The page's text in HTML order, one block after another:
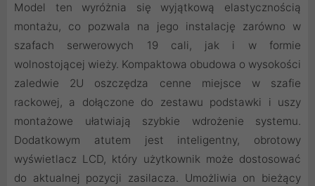
Model ten wyróżnia się wyjątkową elastycznością
montażu, co pozwala na jego instalację zarówno w
szafach serwerowych 19 cali, jak i w formie
wolnostojącej wieży. Kompaktowa obudowa o wysokości
zaledwie 2U oszczędza cenne miejsce w szafie
rackowej, a dołączone do zestawu podstawki i uszy
montażowe ułatwiają szybkie wdrożenie systemu.
Dodatkowym atutem jest inteligentny, obrotowy
wyświetlacz LCD, który użytkownik może dostosować
do aktualnej pozycji zasilacza. Umożliwia on bieżący